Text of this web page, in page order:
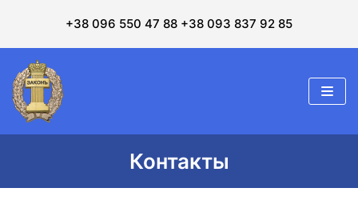
содержимому
+38 096 550 47 88 +38 093 837 92 85
Контакты